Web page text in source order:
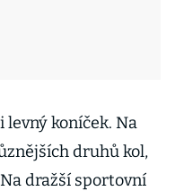
levný koníček. Na
druhů kol,
dražší sportovní